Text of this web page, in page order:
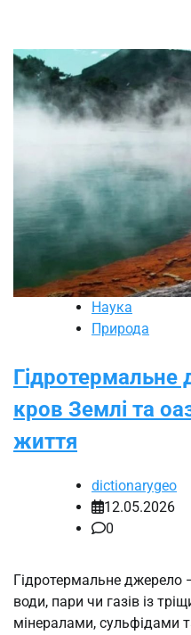
Наука
Природа
Гідротермальне
кров Землі та
життя
dictionarygeo
12.05.2026
0
Гідротермальне джерело
води, пари чи газів із
мінералами, сульфідами